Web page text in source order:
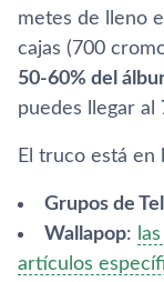
metes de lleno
cajas (700
50-60% del
puedes llegar al
El truco está en
Grupos de
Wallapop:
artículos